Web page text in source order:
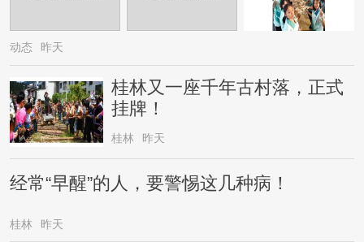
动态 昨天
桂林又一座千年古村落，正式
挂牌！
桂林 昨天
经常“早醒”的人，要警惕这几种病！
桂林 昨天